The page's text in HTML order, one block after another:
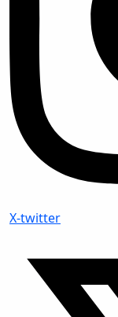
X-twitter